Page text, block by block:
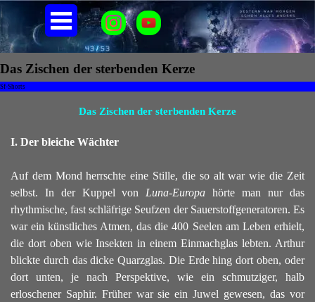
Direkt zum SeiteninhaltMenü überspringen
Das Zischen der sterbenden Kerze
Sf-Shorts
Das Zischen der sterbenden Kerze
I. Der bleiche Wächter
Auf dem Mond herrschte eine Stille, die so alt war wie die Zeit
selbst. In der Kuppel von Luna-Europa hörte man nur das
rhythmische, fast schläfrige Seufzen der Sauerstoffgeneratoren. Es
war ein künstliches Atmen, das die 400 Seelen am Leben erhielt,
die dort oben wie Insekten in einem Einmachglas lebten. Arthur
blickte durch das dicke Quarzglas. Die Erde hing dort oben, oder
dort unten, je nach Perspektive, wie ein schmutziger, halb
erloschener Saphir. Früher war sie ein Juwel gewesen, das vor